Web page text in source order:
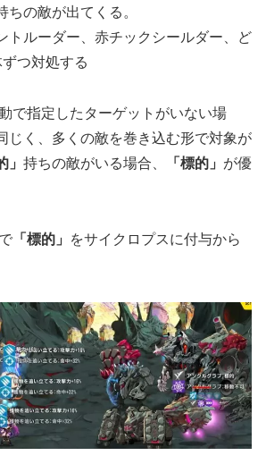
の敵が出てくる。
トルーダー、赤チックシールダー、ど
つ対処する
で指定したターゲットがいない場
じく、多くの敵を巻き込む形で対象が
」 持ちの敵がいる場合、 「標的」 が優
「標的」 をサイクロプスに付与から